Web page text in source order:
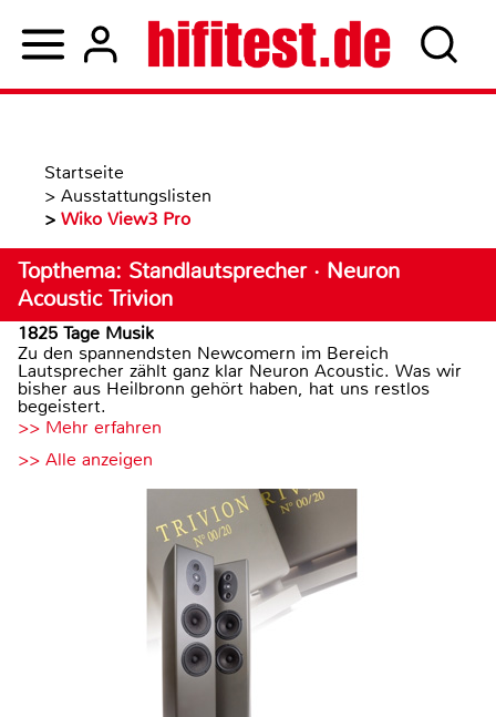
Startseite
> Ausstattungslisten
> Wiko View3 Pro
Topthema: Standlautsprecher · Neuron
Acoustic Trivion
1825 Tage Musik
Zu den spannendsten Newcomern im Bereich
Lautsprecher zählt ganz klar Neuron Acoustic. Was wir
bisher aus Heilbronn gehört haben, hat uns restlos
begeistert.
>> Mehr erfahren
>> Alle anzeigen